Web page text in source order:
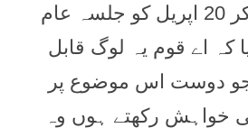
پھر مایوس ہو کر 20 اپریل کو جلسہ عام
کہ اے قوم یہ لوگ قابل
جو دوست اس موضوع پر
خواہش رکھتے ہوں وہ